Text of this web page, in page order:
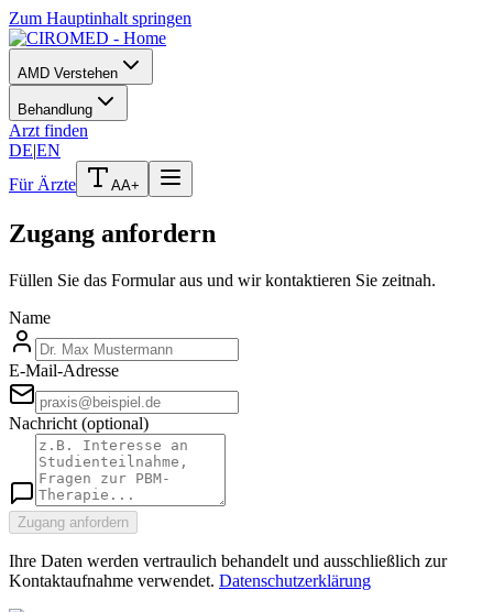
Zum Hauptinhalt springen
AMD Verstehen
Behandlung
Arzt finden
DE|EN
Für Ärzte
AA+
Zugang anfordern
Füllen Sie das Formular aus und wir kontaktieren Sie zeitnah.
Name
E-Mail-Adresse
Nachricht (optional)
Zugang anfordern
Ihre Daten werden vertraulich behandelt und ausschließlich zur
Kontaktaufnahme verwendet. Datenschutzerklärung